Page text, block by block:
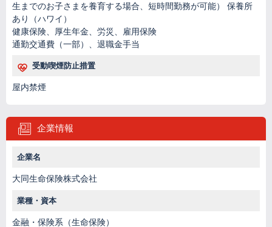
生までのお子さまを養育する場合、短時間勤務が可能） 保養所
あり（ハワイ）
健康保険、厚生年金、労災、雇用保険
通勤交通費（一部）、退職金手当
受動喫煙防止措置
屋内禁煙
企業情報
企業名
大同生命保険株式会社
業種・資本
金融・保険系（生命保険）